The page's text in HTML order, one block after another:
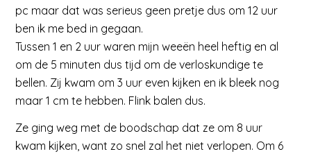
pc maar dat was serieus geen pretje dus om 12 uur
ben ik me bed in gegaan.
Tussen 1 en 2 uur waren mijn weeën heel heftig en al
om de 5 minuten dus tijd om de verloskundige te
bellen. Zij kwam om 3 uur even kijken en ik bleek nog
maar 1 cm te hebben. Flink balen dus.
Ze ging weg met de boodschap dat ze om 8 uur
kwam kijken, want zo snel zal het niet verlopen. Om 6